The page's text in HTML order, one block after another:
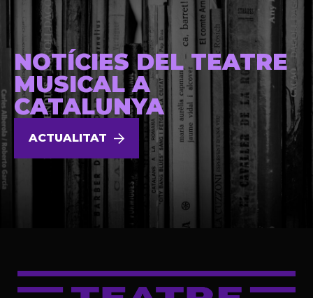
NOTÍCIES DEL TEATRE
MUSICAL A
CATALUNYA
ACTUALITAT